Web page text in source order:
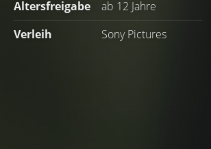
Altersfreigabe
ab 12 Jahre
Verleih
Sony Pictures